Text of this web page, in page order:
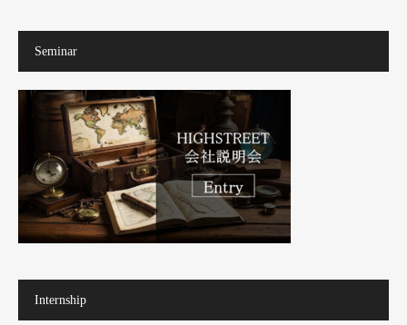
Seminar
Internship